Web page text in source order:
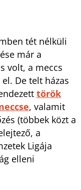
tét nélküli
már a
volt, a meccs
De telt házas
török
, valamit
(többek közt a
a
Ligája
elleni